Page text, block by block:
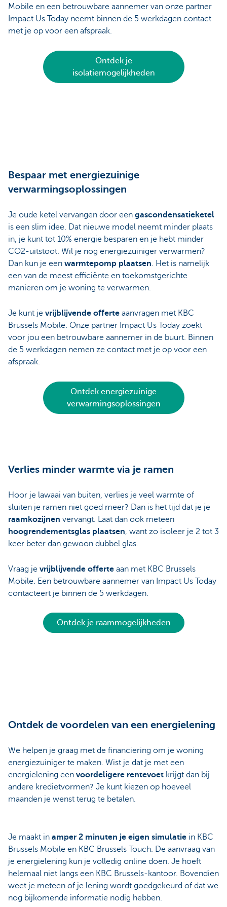
Mobile en een betrouwbare aannemer van onze partner
Impact Us Today neemt binnen de 5 werkdagen contact
met je op voor een afspraak.
Ontdek je
isolatiemogelijkheden
Bespaar met energiezuinige
verwarmingsoplossingen
Je oude ketel vervangen door een gascondensatieketel
is een slim idee. Dat nieuwe model neemt minder plaats
in, je kunt tot 10% energie besparen en je hebt minder
CO2-uitstoot. Wil je nog energiezuiniger verwarmen?
Dan kun je een warmtepomp plaatsen. Het is namelijk
een van de meest efficiënte en toekomstgerichte
manieren om je woning te verwarmen.
Je kunt je vrijblijvende offerte aanvragen met KBC
Brussels Mobile. Onze partner Impact Us Today zoekt
voor jou een betrouwbare aannemer in de buurt. Binnen
de 5 werkdagen nemen ze contact met je op voor een
afspraak.
Ontdek energiezuinige
verwarmingsoplossingen
Verlies minder warmte via je ramen
Hoor je lawaai van buiten, verlies je veel warmte of
sluiten je ramen niet goed meer? Dan is het tijd dat je je
raamkozijnen vervangt. Laat dan ook meteen
hoogrendementsglas plaatsen , want zo isoleer je 2 tot 3
keer beter dan gewoon dubbel glas.
Vraag je vrijblijvende offerte aan met KBC Brussels
Mobile. Een betrouwbare aannemer van Impact Us Today
contacteert je binnen de 5 werkdagen.
Ontdek je raammogelijkheden
Ontdek de voordelen van een energielening
We helpen je graag met de financiering om je woning
energiezuiniger te maken. Wist je dat je met een
energielening een voordeligere rentevoet krijgt dan bij
andere kredietvormen? Je kunt kiezen op hoeveel
maanden je wenst terug te betalen.
Je maakt in amper 2 minuten je eigen simulatie in KBC
Brussels Mobile en KBC Brussels Touch. De aanvraag van
je energielening kun je volledig online doen. Je hoeft
helemaal niet langs een KBC Brussels-kantoor. Bovendien
weet je meteen of je lening wordt goedgekeurd of dat we
nog bijkomende informatie nodig hebben.